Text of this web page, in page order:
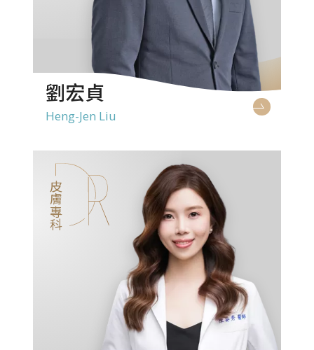
劉宏貞
Heng-Jen Liu
皮膚專科